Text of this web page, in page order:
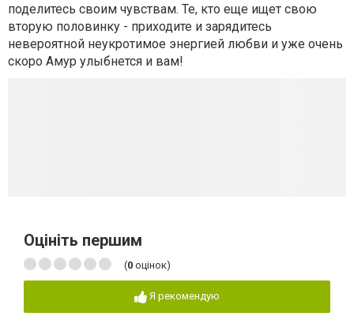
поделитесь своим чувствам. Те, кто еще ищет свою
вторую половинку - приходите и зарядитесь
невероятной неукротимое энергией любви и уже очень
скоро Амур улыбнется и вам!
Оцініть першим
(0 оцінок)
Я рекомендую